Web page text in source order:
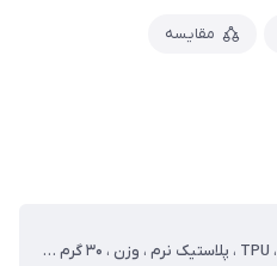
مقایسه
نوع کیف و کاور گوشی ، کاور ، جنس ، TPU ، پلاستیک نرم ، وزن ، ۳۰ گرم ، سازگار با گوشی موبایل ، Huawei Mate ۸ ، ساختار ، مات ، سطح پوشش ، قاب پشتی ، لبه بالایی ، لبه پایینی ، لبه چپ ، لبه راست ، حفاظت از دکمه‌ها ، ویژگی‌های کیف و کاور ، لبه های برجسته برای محافظت صفحه نمایش ، لبه های برجسته برای محافظت دوربین ، مقاوم در برابر خط و خش ، پشتیبانی از شارژ بی‌سیم ، سایر توضیحات ، جنس پارچه درجه یک . دوخت تمیز و مقاوم . انعطاف پذیر . دسترسی اسان به درگاه ها . مقاوم در برابر خط و خش . چرم مصنوعی . محافظ لنز